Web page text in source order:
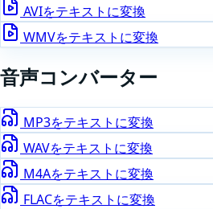
AVIをテキストに変換
WMVをテキストに変換
音声コンバーター
MP3をテキストに変換
WAVをテキストに変換
M4Aをテキストに変換
FLACをテキストに変換